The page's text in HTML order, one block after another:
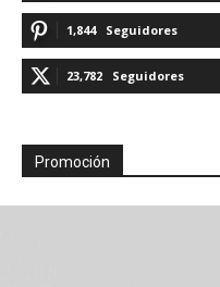
1,844 Seguidores
23,782 Seguidores
Promoción